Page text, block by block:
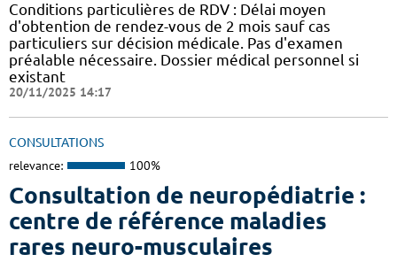
Conditions particulières de RDV : Délai moyen
d'obtention de rendez-vous de 2 mois sauf cas
particuliers sur décision médicale. Pas d'examen
préalable nécessaire. Dossier médical personnel si
existant
20/11/2025 14:17
CONSULTATIONS
relevance: 100%
Consultation de neuropédiatrie :
centre de référence maladies
rares neuro-musculaires